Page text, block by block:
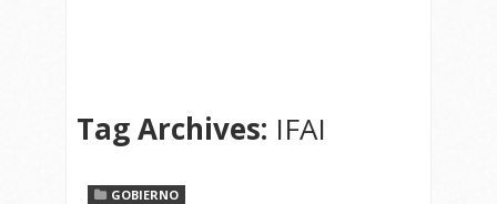
Tag Archives: IFAI
GOBIERNO